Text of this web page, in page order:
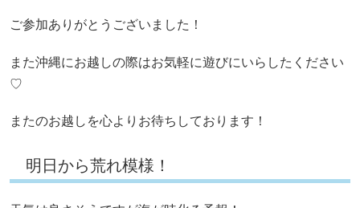
ご参加ありがとうございました！
また沖縄にお越しの際はお気軽に遊びにいらしたください
♡
またのお越しを心よりお待ちしております！
明日から荒れ模様！